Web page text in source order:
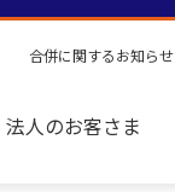
合併に関するお知らせ
法人のお客さま